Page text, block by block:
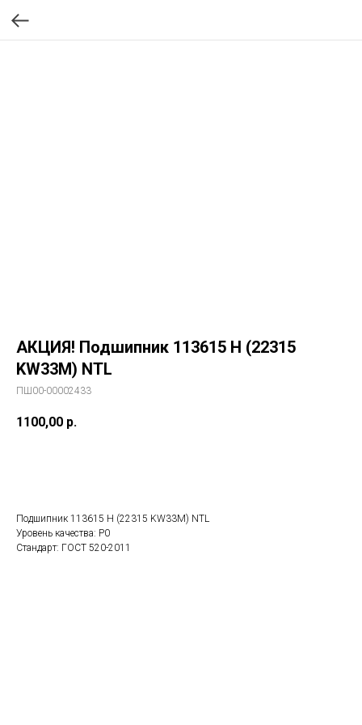
АКЦИЯ! Подшипник 113615 H (22315
KW33M) NTL
ПШ00-00002433
1100,00 р.
Подшипник 113615 H (22315 KW33M) NTL
Уровень качества: P0
Стандарт: ГОСТ 520-2011